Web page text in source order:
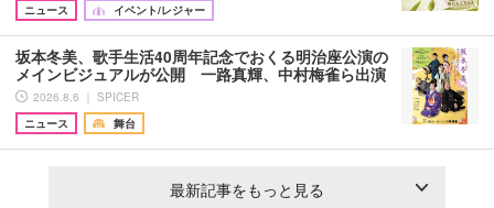
ニュース
イベント/レジャー
坂本冬美、歌手生活40周年記念でおくる明治座公演の
メインビジュアルが公開 一路真輝、中村梅雀ら出演
2026.8.6 ｜ SPICER
ニュース
舞台
最新記事をもっと見る